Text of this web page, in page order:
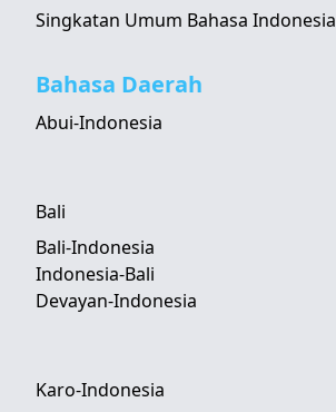
Singkatan Umum Bahasa Indonesia
Bahasa Daerah
Abui-Indonesia
Bali
Bali-Indonesia
Indonesia-Bali
Devayan-Indonesia
Karo-Indonesia